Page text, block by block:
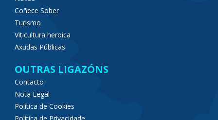
Coñece Sober
Turismo
Viticultura heroica
Axudas Públicas
OUTRAS LIGAZÓNS
Contacto
Nota Legal
Política de Cookies